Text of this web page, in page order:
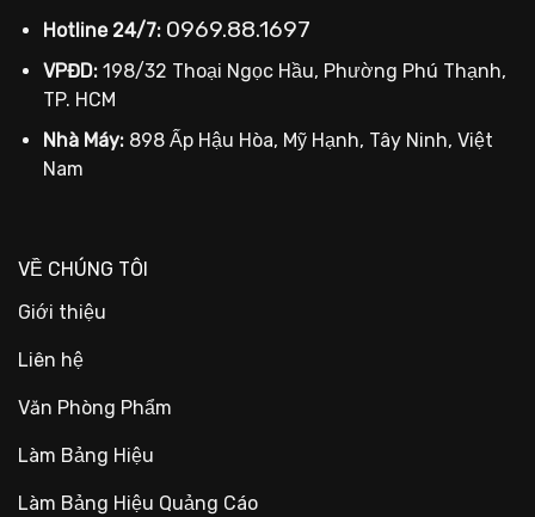
Hotline 24/7: 0969.88.1697
VPĐD: 198/32 Thoại Ngọc Hầu, Phường Phú Thạnh,
TP. HCM
Nhà Máy: 898 Ấp Hậu Hòa, Mỹ Hạnh, Tây Ninh, Việt
Nam
VỀ CHÚNG TÔI
Giới thiệu
Liên hệ
Văn Phòng Phẩm
Làm Bảng Hiệu
Làm Bảng Hiệu Quảng Cáo